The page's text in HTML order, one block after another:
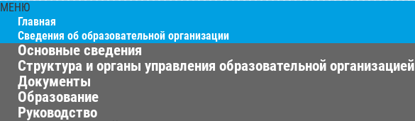
МЕНЮ
Главная
Сведения об образовательной организации
Основные сведения
Структура и органы управления образовательной организацией
Документы
Образование
Руководство